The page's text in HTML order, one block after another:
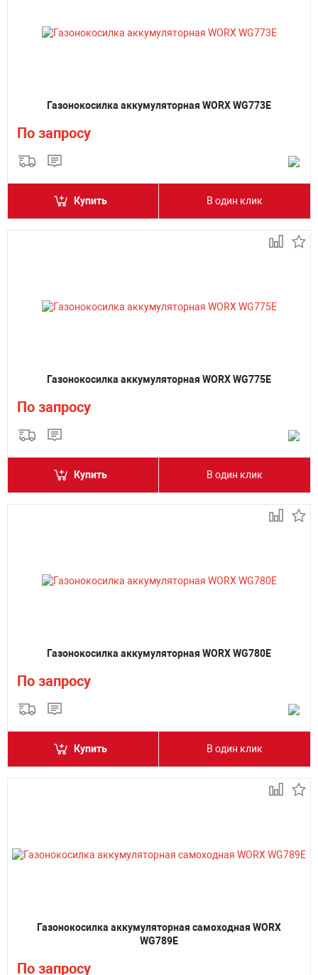
Газонокосилка аккумуляторная WORX WG773E
По запросу
Купить В один клик
Газонокосилка аккумуляторная WORX WG775E
По запросу
Купить В один клик
Газонокосилка аккумуляторная WORX WG780E
По запросу
Купить В один клик
Газонокосилка аккумуляторная самоходная WORX
WG789E
По запросу